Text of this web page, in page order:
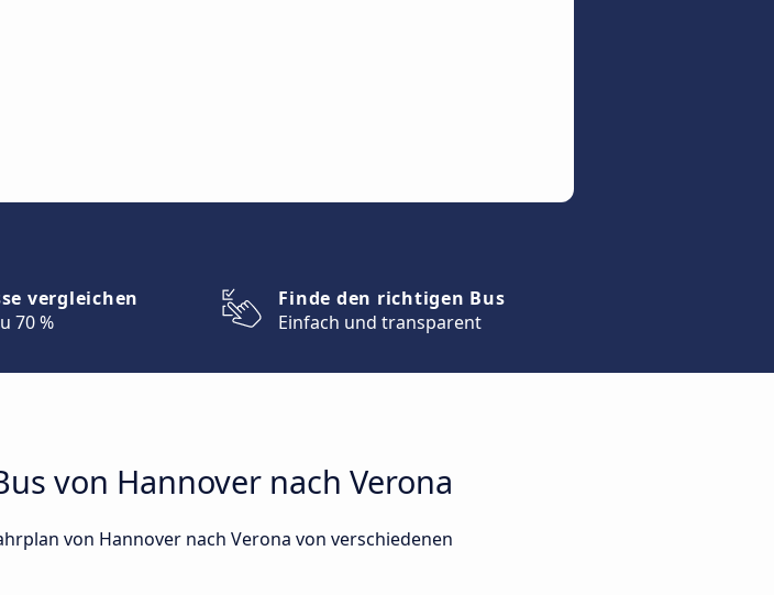
vergleichen
70 %
Finde den richtigen Bus
Einfach und transparent
von Hannover nach Verona
von Hannover nach Verona von verschiedenen